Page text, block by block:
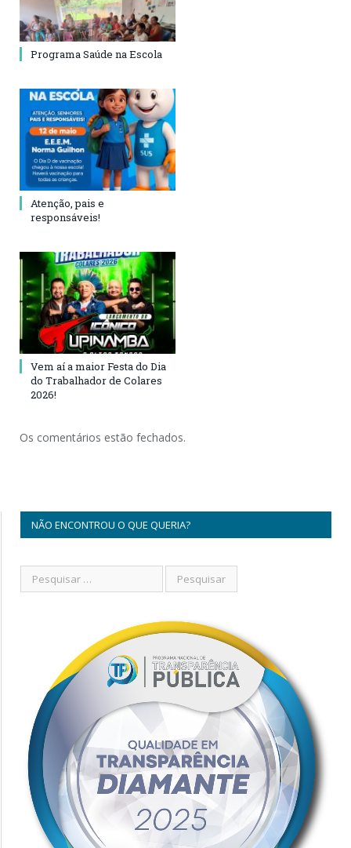
Programa Saúde na Escola
Atenção, pais e
responsáveis!
Vem aí a maior Festa do Dia
do Trabalhador de Colares
2026!
Os comentários estão fechados.
NÃO ENCONTROU O QUE QUERIA?